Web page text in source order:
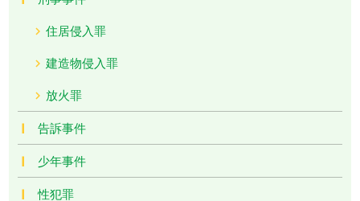
住居侵入罪
建造物侵入罪
放火罪
告訴事件
少年事件
性犯罪